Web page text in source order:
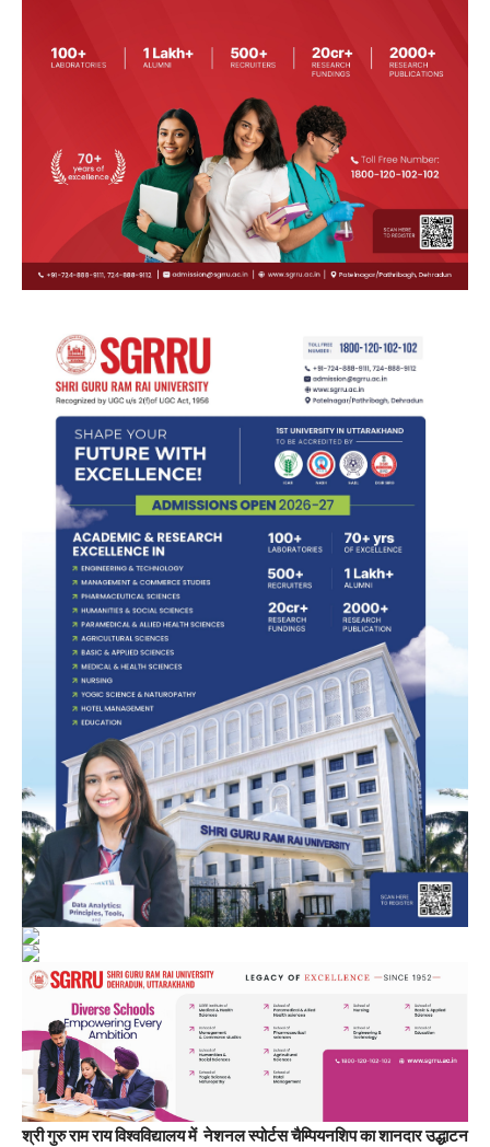
श्री गुरु राम राय विश्वविद्यालय में नेशनल स्पोर्टस चैम्पियनशिप का शानदार उद्धाटन